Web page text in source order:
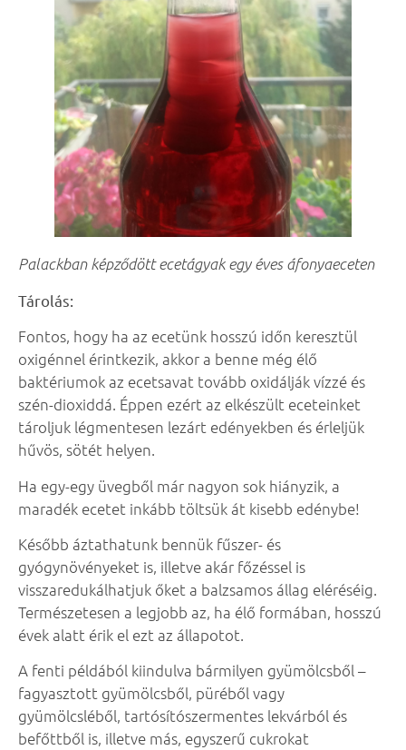
Palackban képződött ecetágyak egy éves áfonyaeceten
Tárolás:
Fontos, hogy ha az ecetünk hosszú időn keresztül
oxigénnel érintkezik, akkor a benne még élő
baktériumok az ecetsavat tovább oxidálják vízzé és
szén-dioxiddá. Éppen ezért az elkészült eceteinket
tároljuk légmentesen lezárt edényekben és érleljük
hűvös, sötét helyen.
Ha egy-egy üvegből már nagyon sok hiányzik, a
maradék ecetet inkább töltsük át kisebb edénybe!
Később áztathatunk bennük fűszer- és
gyógynövényeket is, illetve akár főzéssel is
visszaredukálhatjuk őket a balzsamos állag eléréséig.
Természetesen a legjobb az, ha élő formában, hosszú
évek alatt érik el ezt az állapotot.
A fenti példából kiindulva bármilyen gyümölcsből –
fagyasztott gyümölcsből, püréből vagy
gyümölcsléből, tartósítószermentes lekvárból és
befőttből is, illetve más, egyszerű cukrokat